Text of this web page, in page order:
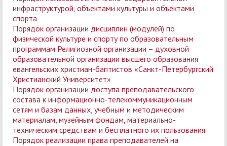
инфраструктурой, объектами культуры и объектами
спорта
Порядок организации дисциплин (модулей) по
физической культуре и спорту по образовательным
программам Религиозной организации – духовной
образовательной организации высшего образования
евангельских христиан-баптистов «Санкт-Петербургский
Христианский Университет»
Порядок организации доступа преподавательского
состава к информационно-телекоммуникационным
сетям и базам данных, учебным и методическим
материалам, музейным фондам, материально-
техническим средствам и бесплатного их пользования
Порядок реализации права преподавателей на